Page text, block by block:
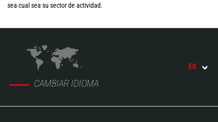
sea cual sea su sector de actividad.
CAMBIAR IDIOMA
ES